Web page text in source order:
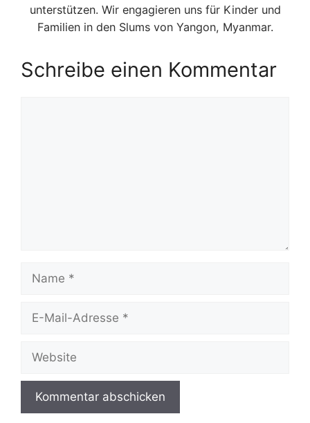
unterstützen. Wir engagieren uns für Kinder und
Familien in den Slums von Yangon, Myanmar.
Schreibe einen Kommentar
Name
Website